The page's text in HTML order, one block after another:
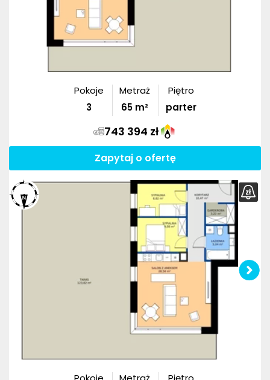
Pokoje
3
Metraż
65 m²
Piętro
parter
743 394 zł
Zapytaj o ofertę